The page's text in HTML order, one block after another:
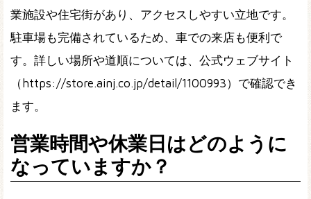
業施設や住宅街があり、アクセスしやすい立地です。
駐車場も完備されているため、車での来店も便利で
す。詳しい場所や道順については、公式ウェブサイト
（https://store.ainj.co.jp/detail/1100993）で確認でき
ます。
営業時間や休業日はどのように
なっていますか？